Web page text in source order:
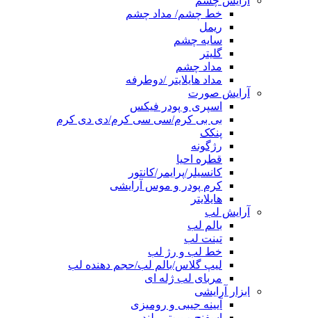
خط چشم/ مداد چشم
ریمل
سایه چشم
گلیتر
مداد چشم
مداد هایلایتر /دوطرفه
آرایش صورت
اسپری و پودر فیکس
بی بی کرم/سی سی کرم/دی دی کرم
پنکک
رژگونه
قطره احیا
کانسیلر/پرایمر/کانتور
کرم پودر و موس آرایشی
هایلایتر
آرایش لب
بالم لب
تینت لب
خط لب و رژ لب
لیپ گلاس/بالم لب/حجم دهنده لب
مربای لب ژله ای
ابزار آرایشی
آیینه جیبی و رومیزی